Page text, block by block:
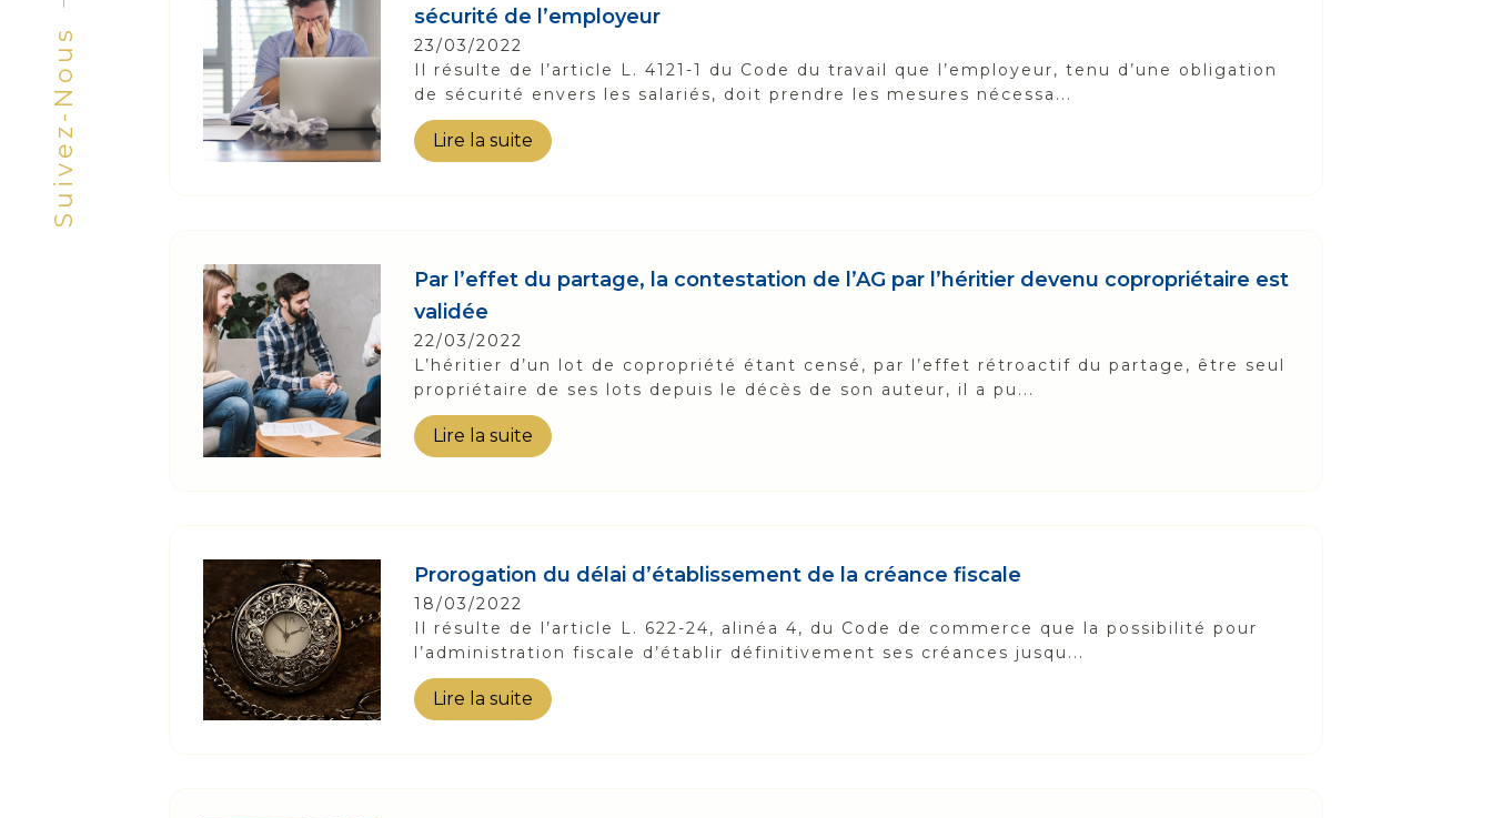
Suivez-Nous
sécurité de l’employeur
23/03/2022
Il résulte de l’article L. 4121-1 du Code du travail que l’employeur, tenu d’une obligation
de sécurité envers les salariés, doit prendre les mesures nécessa...
Lire la suite
Par l’effet du partage, la contestation de l’AG par l’héritier devenu copropriétaire est
validée
22/03/2022
L’héritier d’un lot de copropriété étant censé, par l’effet rétroactif du partage, être seul
propriétaire de ses lots depuis le décès de son auteur, il a pu...
Lire la suite
Prorogation du délai d’établissement de la créance fiscale
18/03/2022
Il résulte de l’article L. 622-24, alinéa 4, du Code de commerce que la possibilité pour
l’administration fiscale d’établir définitivement ses créances jusqu...
Lire la suite